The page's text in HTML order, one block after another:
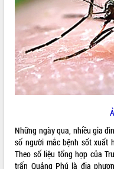
QUY HOẠCH - KẾ HOẠCH
Những ngày qua, nhiều gia
số người mắc bệnh sốt xuất
Theo số liệu tổng hợp của
trấn Quảng Phú là địa